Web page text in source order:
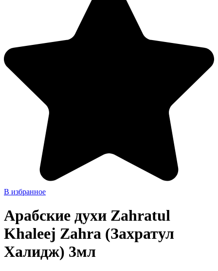
В избранное
Арабские духи Zahratul
Khaleej Zahra (Захратул
Халидж) 3мл